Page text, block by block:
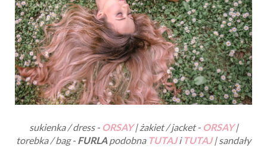
sukienka / dress - ORSAY| żakiet / jacket - ORSAY|
torebka / bag - FURLA podobna TUTAJi TUTAJ| sandały